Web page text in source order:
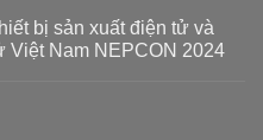
bị sản xuất điện tử và
Việt Nam NEPCON 2024